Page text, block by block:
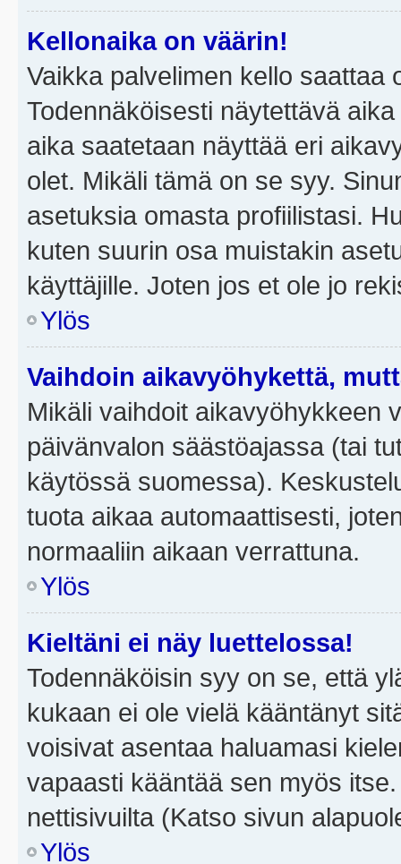
Kellonaika on väärin!
Vaikka palvelimen kello saattaa
Todennäköisesti näytettävä
aika saatetaan näyttää eri
olet. Mikäli tämä on se syy.
asetuksia omasta profiilistasi.
kuten suurin osa muistakin
käyttäjille. Joten jos et ole jo
Ylös
Vaihdoin aikavyöhykettä,
Mikäli vaihdoit aikavyöhykkeen
päivänvalon säästöajassa (tai
käytössä suomessa).
tuota aikaa automaattisesti,
normaaliin aikaan verrattuna.
Ylös
Kieltäni ei näy luettelossa!
Todennäköisin syy on se, että
kukaan ei ole vielä kääntänyt
voisivat asentaa haluamasi
vapaasti kääntää sen myös
nettisivuilta (Katso sivun
Ylös